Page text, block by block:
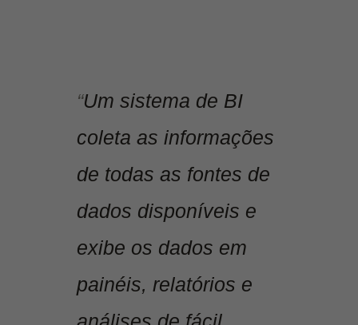
“Um sistema de BI
coleta as informações
de todas as fontes de
dados disponíveis e
exibe os dados em
painéis, relatórios e